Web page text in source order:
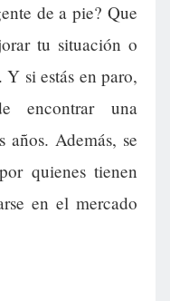
de a pie? Que
tu situación o
si estás en paro,
encontrar una
Además, se
quienes tienen
en el mercado